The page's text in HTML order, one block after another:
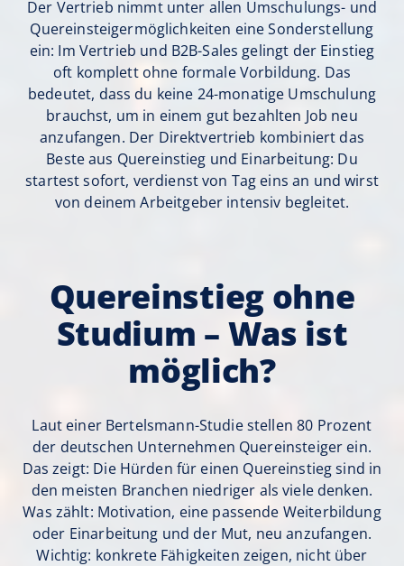
Der Vertrieb nimmt unter allen Umschulungs- und
Quereinsteigermöglichkeiten eine Sonderstellung
ein: Im Vertrieb und B2B-Sales gelingt der Einstieg
oft komplett ohne formale Vorbildung. Das
bedeutet, dass du keine 24-monatige Umschulung
brauchst, um in einem gut bezahlten Job neu
anzufangen. Der Direktvertrieb kombiniert das
Beste aus Quereinstieg und Einarbeitung: Du
startest sofort, verdienst von Tag eins an und wirst
von deinem Arbeitgeber intensiv begleitet.
Quereinstieg ohne
Studium – Was ist
möglich?
Laut einer Bertelsmann-Studie stellen 80 Prozent
der deutschen Unternehmen Quereinsteiger ein.
Das zeigt: Die Hürden für einen Quereinstieg sind in
den meisten Branchen niedriger als viele denken.
Was zählt: Motivation, eine passende Weiterbildung
oder Einarbeitung und der Mut, neu anzufangen.
Wichtig: konkrete Fähigkeiten zeigen, nicht über